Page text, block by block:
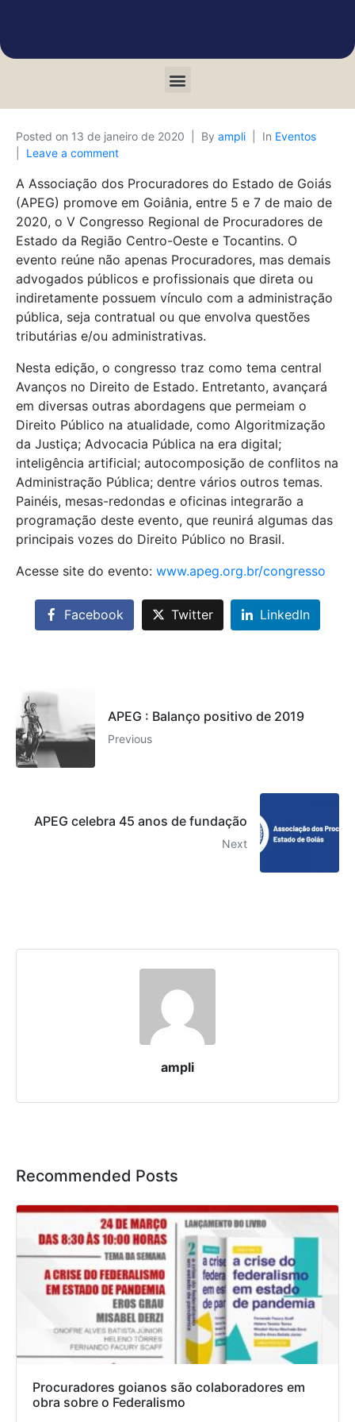
Posted on 13 de janeiro de 2020 By ampli In Eventos
Leave a comment
A Associação dos Procuradores do Estado de Goiás
(APEG) promove em Goiânia, entre 5 e 7 de maio de
2020, o V Congresso Regional de Procuradores de
Estado da Região Centro-Oeste e Tocantins. O
evento reúne não apenas Procuradores, mas demais
advogados públicos e profissionais que direta ou
indiretamente possuem vínculo com a administração
pública, seja contratual ou que envolva questões
tributárias e/ou administrativas.
Nesta edição, o congresso traz como tema central
Avanços no Direito de Estado. Entretanto, avançará
em diversas outras abordagens que permeiam o
Direito Público na atualidade, como Algoritmização
da Justiça; Advocacia Pública na era digital;
inteligência artificial; autocomposição de conflitos na
Administração Pública; dentre vários outros temas.
Painéis, mesas-redondas e oficinas integrarão a
programação deste evento, que reunirá algumas das
principais vozes do Direito Público no Brasil.
Acesse site do evento: www.apeg.org.br/congresso
Facebook Twitter LinkedIn
APEG : Balanço positivo de 2019
Previous
APEG celebra 45 anos de fundação
Next
ampli
Recommended Posts
Procuradores goianos são colaboradores em
obra sobre o Federalismo